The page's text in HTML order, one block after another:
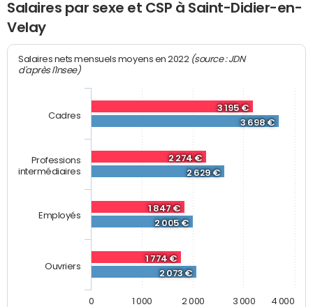
Salaires par sexe et CSP à Saint-Didier-en-
Velay
Salaires nets mensuels moyens en 2022 (source : JDN
d'après l'Insee)
3 195 €
2 274 €
1 847 €
1 774 €
3 698 €
2 629 €
2 005 €
2 073 €
Cadres
Professions
intermédiaires
Employés
Ouvriers
0 1 000 2 000 3 000 4 000